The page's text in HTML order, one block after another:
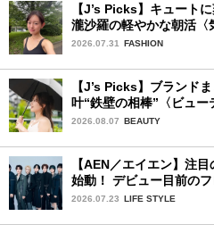
【J’s Picks】キュート
瀧沙羅の軽やかな朝活〈
ィーン〉
2026.07.31 FASHION
【J’s Picks】ブランド
叶“鉄壁の相棒”〈ビュ
品〉
2026.08.07 BEAUTY
【AEN／エイエン】注
始動！ デビュー目前の
ュー。7人の魅力に迫りま
2026.07.23 LIFE STYLE